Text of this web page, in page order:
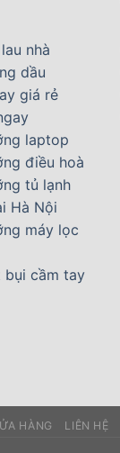
nhà
dầu
giá rẻ
laptop
điều hoà
tủ lạnh
Hà Nội
máy lọc
bụi cầm tay
HÀNG LIÊN HỆ